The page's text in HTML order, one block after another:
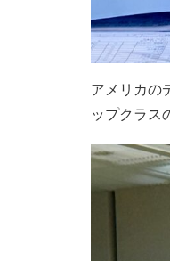
アメリカの
ップクラ